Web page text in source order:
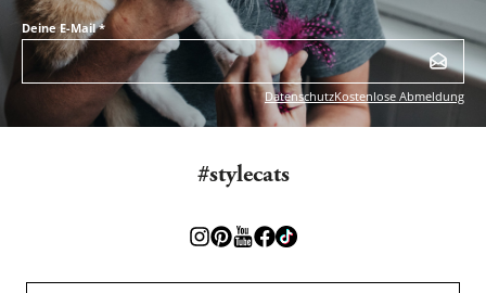
Deine E-Mail*
DatenschutzKostenlose Abmeldung
#stylecats